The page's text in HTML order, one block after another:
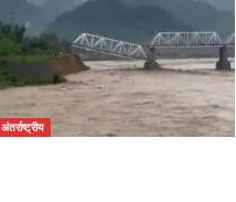
अंतर्राष्ट्रीय